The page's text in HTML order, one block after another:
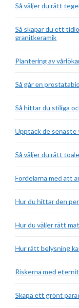
Så väljer du rätt
Så skapar du ett
granitkeramik
Plantering av
Så går en
Så hittar du stiliga
Upptäck de senaste
Så väljer du rätt
Fördelarna med att
Hur du hittar den
Hur du väljer rätt
Hur rätt belysning
Riskerna med
Skapa ett grönt